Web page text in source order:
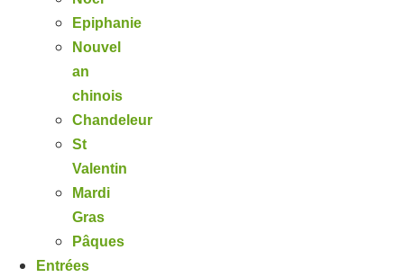
Epiphanie
Nouvel
an
chinois
Chandeleur
St
Valentin
Mardi
Gras
Pâques
Entrées